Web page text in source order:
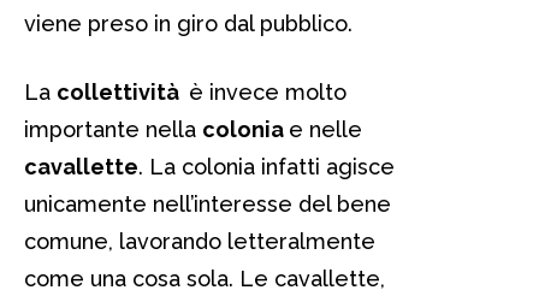
viene preso in giro dal pubblico.
La collettività è invece molto
importante nella colonia e nelle
cavallette. La colonia infatti agisce
unicamente nell’interesse del bene
comune, lavorando letteralmente
come una cosa sola. Le cavallette,